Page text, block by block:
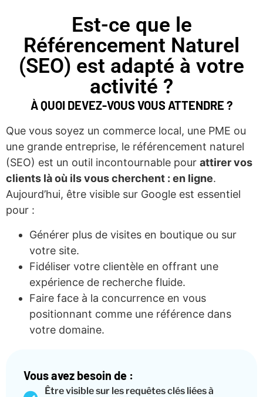
Est-ce que le
Référencement Naturel
(SEO) est adapté à votre
activité ?
À QUOI DEVEZ-VOUS VOUS ATTENDRE ?
Que vous soyez un commerce local, une PME ou
une grande entreprise, le référencement naturel
(SEO) est un outil incontournable pour attirer vos
clients là où ils vous cherchent : en ligne.
Aujourd’hui, être visible sur Google est essentiel
pour :
Générer plus de visites en boutique ou sur
votre site.
Fidéliser votre clientèle en offrant une
expérience de recherche fluide.
Faire face à la concurrence en vous
positionnant comme une référence dans
votre domaine.
Vous avez besoin de :
Être visible sur les requêtes clés liées à